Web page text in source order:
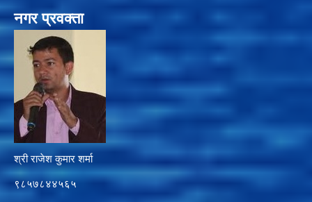
नगर प्रवक्ता
श्री राजेश कुमार शर्मा
९८५७८४४५६५